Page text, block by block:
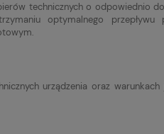
technicznych o odpowiednio
optymalnego przepływu
urządzenia oraz warunkach